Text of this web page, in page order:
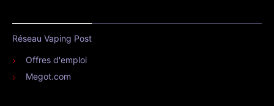
Réseau Vaping Post
Offres d'emploi
Megot.com